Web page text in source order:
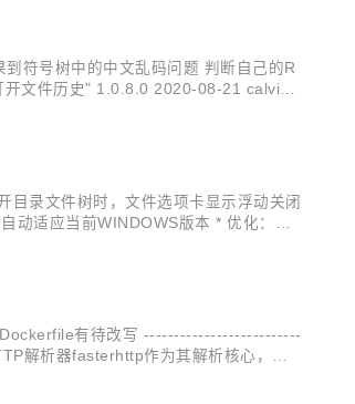
符号树中的中文乱码问题 判断自己的R
文件历史" 1.0.8.0 2020-08-21 calvin *
录文件树时，文件选项卡显示浮动关闭
适应当前WINDOWS版本 * 优化：主
Dockerfile有待改写 --------------------------
解析器fasterhttp作为其解析核心，在